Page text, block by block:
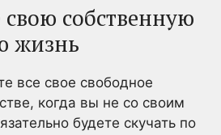
свою собственную
жизнь
все свое свободное
когда вы не со своим
будете скучать по